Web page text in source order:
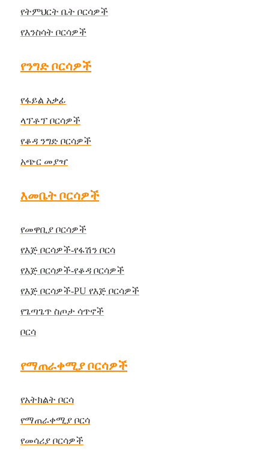
የትምህርት ቤት ቦርሳዎች
የእንስሳት ቦርሳዎች
የንግድ ቦርሳዎች
የፋይል አቃፊ
ላፕቶፕ ቦርሳዎች
የቆዳ ንግድ ቦርሳዎች
አጭር መያዣ
እመቤት ቦርሳዎች
የመዋቢያ ቦርሳዎች
የእጅ ቦርሳዎች-የፋሽን ቦርሳ
የእጅ ቦርሳዎች-የቆዳ ቦርሳዎች
የእጅ ቦርሳዎች-PU የእጅ ቦርሳዎች
የጌጣጌጥ ስጦታ ሳጥኖች
ቦርሳ
የማጠራቀሚያ ቦርሳዎች
የአትክልት ቦርሳ
የማጠራቀሚያ ቦርሳ
የመሳሪያ ቦርሳዎች